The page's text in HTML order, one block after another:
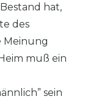
hat,
des
Meinung
muß ein
sein